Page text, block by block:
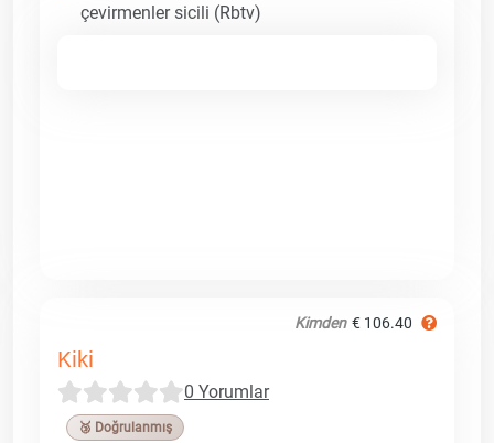
çevirmenler sicili (Rbtv)
Kimden € 106.40
Kiki
0 Yorumlar
🥉 Doğrulanmış